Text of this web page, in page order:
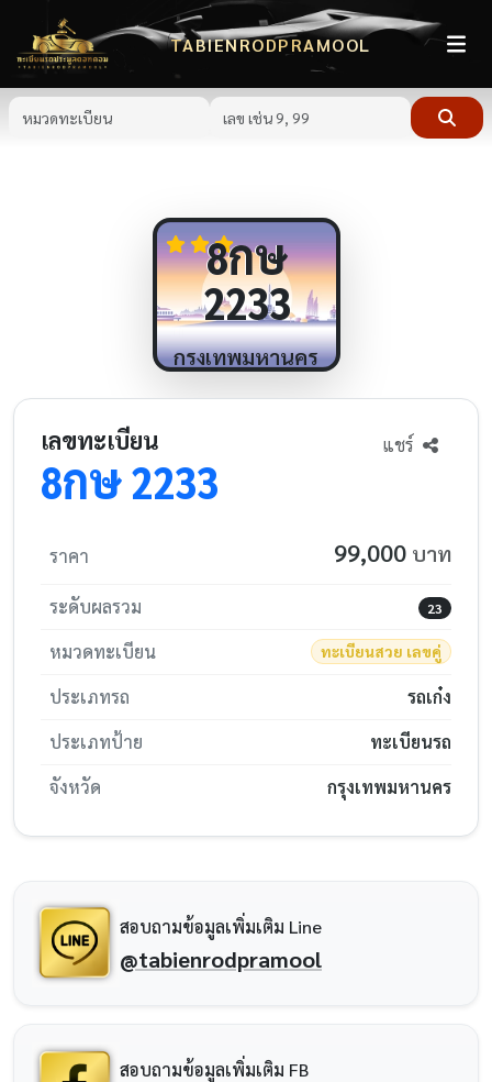
TABIENRODPRAMOOL
8กษ
2233
กรุงเทพมหานคร
เลขทะเบียน
8กษ2233
แชร์
ราคา 99,000 บาท
ระดับผลรวม 23
หมวดทะเบียน ทะเบียนสวย เลขคู่
ประเภทรถ
รถเก๋ง
ประเภทป้าย
ทะเบียนรถ
จังหวัด
กรุงเทพมหานคร
สอบถามข้อมูลเพิ่มเติม Line
@tabienrodpramool
สอบถามข้อมูลเพิ่มเติม FB